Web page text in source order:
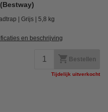
Grijs 5,8 kg
en beschrijving
Bestellen
Tijdelijk uitverkocht